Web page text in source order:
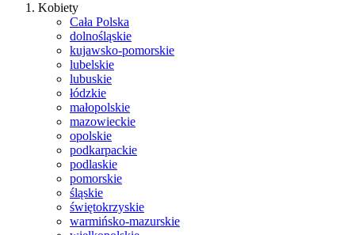
Kobiety
Cała Polska
dolnośląskie
kujawsko-pomorskie
lubelskie
lubuskie
łódzkie
małopolskie
mazowieckie
opolskie
podkarpackie
podlaskie
pomorskie
śląskie
świętokrzyskie
warmińsko-mazurskie